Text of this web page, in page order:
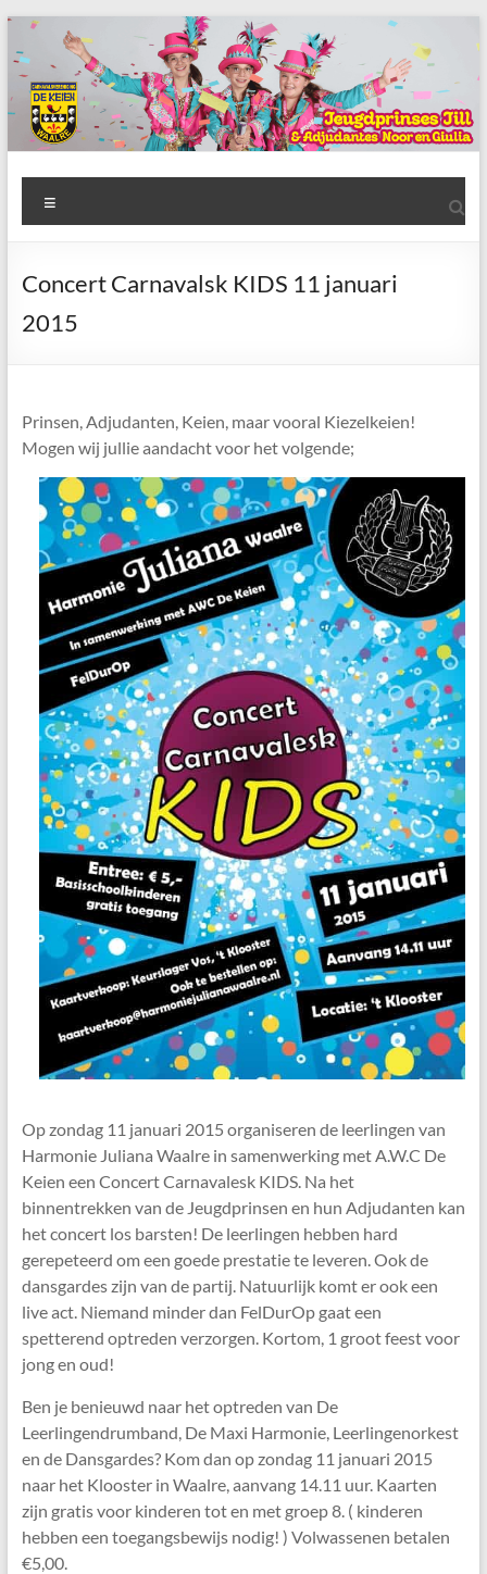
Ga
naar
de
inhoud
AWC
de
Keien
Waalrese
Keien
Concert Carnavalsk KIDS 11 januari
2015
Prinsen, Adjudanten, Keien, maar vooral Kiezelkeien!
Mogen wij jullie aandacht voor het volgende;
Op zondag 11 januari 2015 organiseren de leerlingen van
Harmonie Juliana Waalre in samenwerking met A.W.C De
Keien een Concert Carnavalesk KIDS. Na het
binnentrekken van de Jeugdprinsen en hun Adjudanten kan
het concert los barsten! De leerlingen hebben hard
gerepeteerd om een goede prestatie te leveren. Ook de
dansgardes zijn van de partij. Natuurlijk komt er ook een
live act. Niemand minder dan FelDurOp gaat een
spetterend optreden verzorgen. Kortom, 1 groot feest voor
jong en oud!
Ben je benieuwd naar het optreden van De
Leerlingendrumband, De Maxi Harmonie, Leerlingenorkest
en de Dansgardes? Kom dan op zondag 11 januari 2015
naar het Klooster in Waalre, aanvang 14.11 uur. Kaarten
zijn gratis voor kinderen tot en met groep 8. ( kinderen
hebben een toegangsbewijs nodig! ) Volwassenen betalen
€5,00.